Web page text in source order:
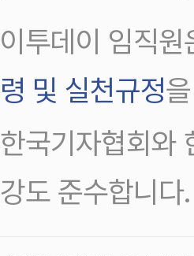
이투데이 임직
령 및 실천규정
한국기자협회와
강도 준수합니다.